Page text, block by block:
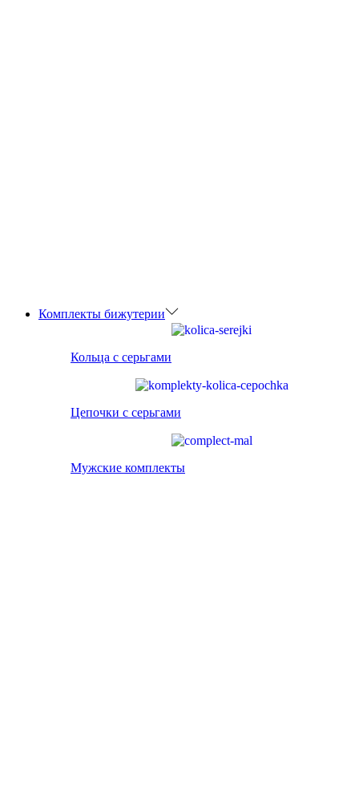
Комплекты бижутерии
Кольца с серьгами
Цепочки с серьгами
Мужские комплекты